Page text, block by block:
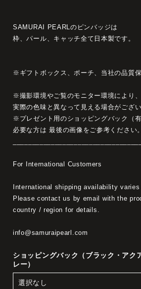
SAMURAI PEARLのピンバッジは
枠、パール、キャッチ全て日本製です。
※ギフトボックス、ポーチ、当社の品質保
※撮影環境やご覧のモニター環境により、
実際の色味と異なって見える場合がござい
※プレゼント用のショッピングバック（
必要な方は 最後の画像をご参考ください。
For International Customers
International shipping availability varies
Please contact us by email with the
country / region for details.
info@samuraipearl.com
ショッピングバック（ブラック・アク
レー）